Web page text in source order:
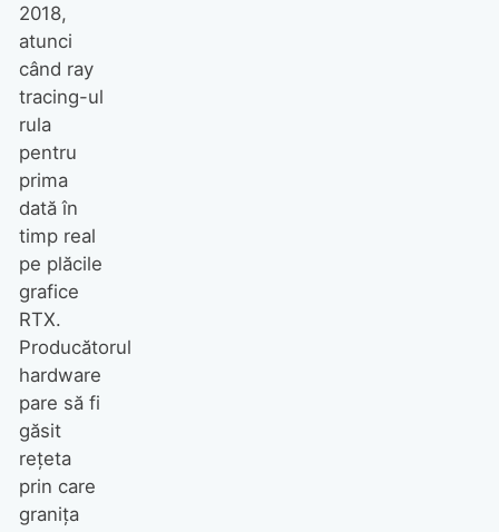
2018,
atunci
când ray
tracing-ul
rula
pentru
prima
dată în
timp real
pe plăcile
grafice
RTX.
Producătorul
hardware
pare să fi
găsit
rețeta
prin care
granița